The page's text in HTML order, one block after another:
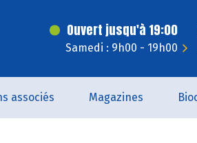
Ouvert jusqu'à 19:00
Samedi : 9h00 - 19h00
associés Magazines